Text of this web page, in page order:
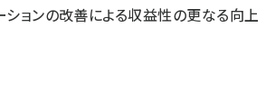
ョンの改善による収益性の更なる向上